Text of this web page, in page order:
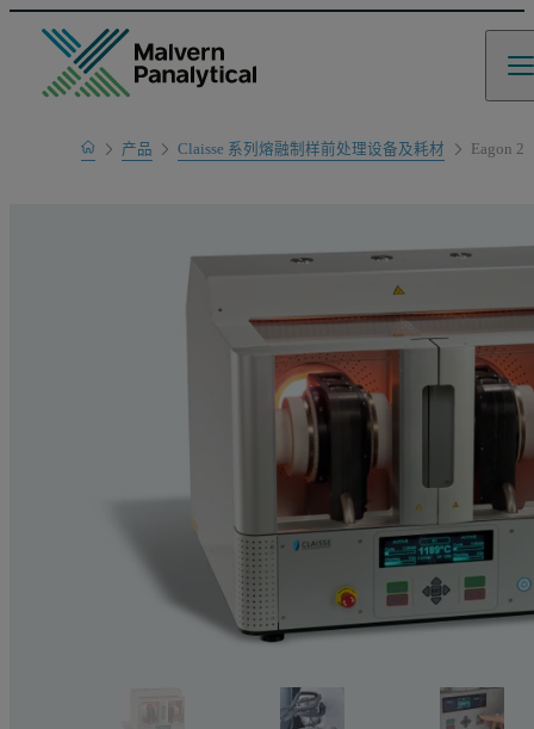
Home产品
产品系列
Claisse 系列熔融制样前处理设备及耗材 Eagon 2